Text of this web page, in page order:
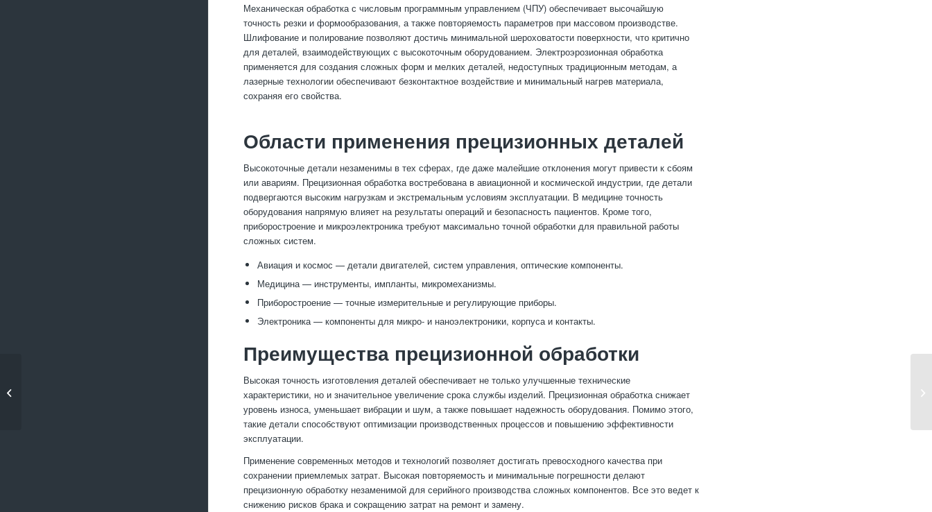
Механическая обработка с числовым программным управлением (ЧПУ) обеспечивает высочайшую
точность резки и формообразования, а также повторяемость параметров при массовом производстве.
Шлифование и полирование позволяют достичь минимальной шероховатости поверхности, что критично
для деталей, взаимодействующих с высокоточным оборудованием. Электроэрозионная обработка
применяется для создания сложных форм и мелких деталей, недоступных традиционным методам, а
лазерные технологии обеспечивают безконтактное воздействие и минимальный нагрев материала,
сохраняя его свойства.
Области применения прецизионных деталей
Высокоточные детали незаменимы в тех сферах, где даже малейшие отклонения могут привести к сбоям
или авариям. Прецизионная обработка востребована в авиационной и космической индустрии, где детали
подвергаются высоким нагрузкам и экстремальным условиям эксплуатации. В медицине точность
оборудования напрямую влияет на результаты операций и безопасность пациентов. Кроме того,
приборостроение и микроэлектроника требуют максимально точной обработки для правильной работы
сложных систем.
Авиация и космос — детали двигателей, систем управления, оптические компоненты.
Медицина — инструменты, импланты, микромеханизмы.
Приборостроение — точные измерительные и регулирующие приборы.
Электроника — компоненты для микро- и наноэлектроники, корпуса и контакты.
Преимущества прецизионной обработки
Высокая точность изготовления деталей обеспечивает не только улучшенные технические
характеристики, но и значительное увеличение срока службы изделий. Прецизионная обработка снижает
уровень износа, уменьшает вибрации и шум, а также повышает надежность оборудования. Помимо этого,
такие детали способствуют оптимизации производственных процессов и повышению эффективности
эксплуатации.
Применение современных методов и технологий позволяет достигать превосходного качества при
сохранении приемлемых затрат. Высокая повторяемость и минимальные погрешности делают
прецизионную обработку незаменимой для серийного производства сложных компонентов. Все это ведет к
снижению рисков брака и сокращению затрат на ремонт и замену.